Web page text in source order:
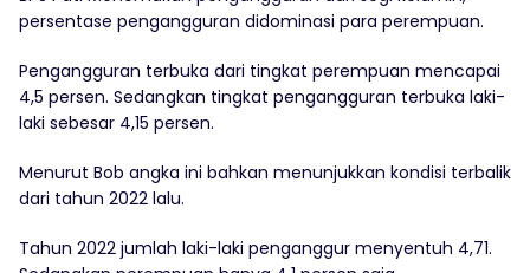
persentase pengangguran didominasi para perempuan.
Pengangguran terbuka dari tingkat perempuan mencapai
4,5 persen. Sedangkan tingkat pengangguran terbuka laki-
laki sebesar 4,15 persen.
Menurut Bob angka ini bahkan menunjukkan kondisi terbalik
dari tahun 2022 lalu.
Tahun 2022 jumlah laki-laki penganggur menyentuh 4,71.